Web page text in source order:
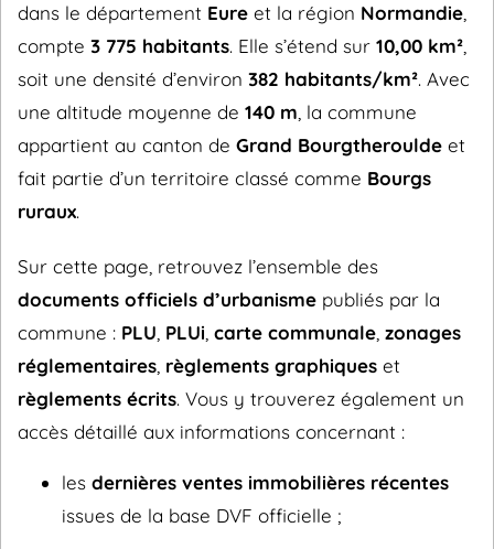
dans le département Eure et la région Normandie
compte 3 775 habitants. Elle s’étend sur 10,00 km²
soit une densité d’environ 382 habitants/km². Avec
une altitude moyenne de 140 m , la commune
appartient au canton de Grand Bourgtheroulde et
fait partie d’un territoire classé comme Bourgs
ruraux.
Sur cette page, retrouvez l’ensemble des
documents officiels d’urbanisme publiés par la
commune : PLU PLUi carte communale zonages
réglementaires règlements graphiques et
règlements écrits. Vous y trouverez également un
accès détaillé aux informations concernant :
les dernières ventes immobilières récentes
issues de la base DVF officielle ;